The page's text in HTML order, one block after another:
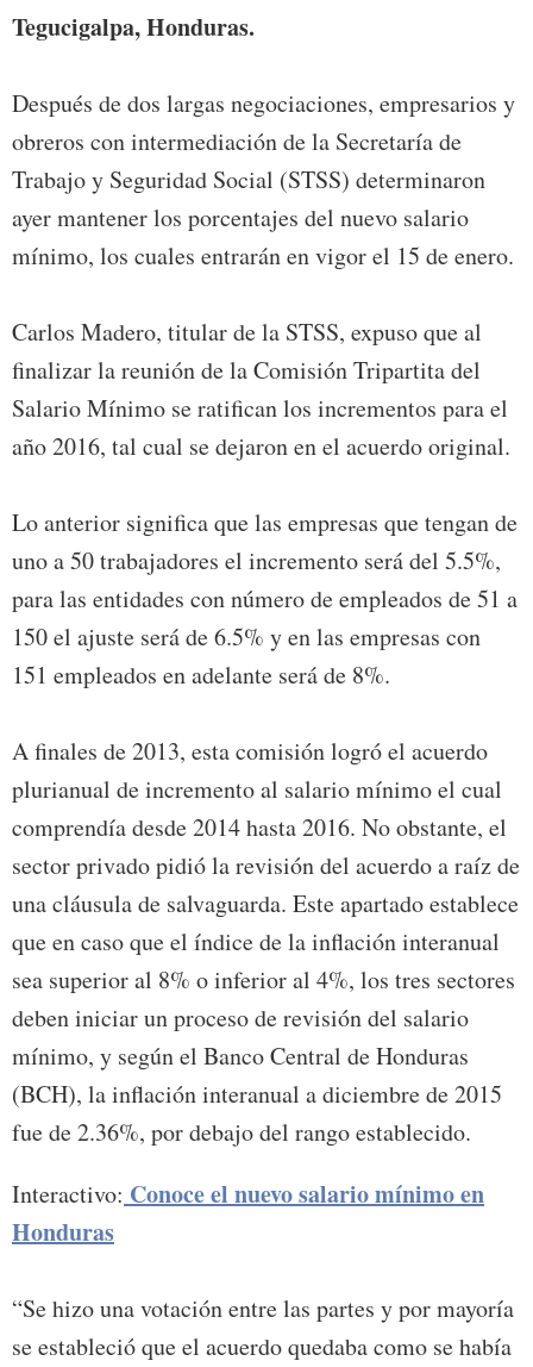
Tegucigalpa, Honduras.
Después de dos largas negociaciones, empresarios y
obreros con intermediación de la Secretaría de
Trabajo y Seguridad Social (STSS) determinaron
ayer mantener los porcentajes del nuevo salario
mínimo, los cuales entrarán en vigor el 15 de enero.
Carlos Madero, titular de la STSS, expuso que al
finalizar la reunión de la Comisión Tripartita del
Salario Mínimo se ratifican los incrementos para el
año 2016, tal cual se dejaron en el acuerdo original.
Lo anterior significa que las empresas que tengan de
uno a 50 trabajadores el incremento será del 5.5%,
para las entidades con número de empleados de 51 a
150 el ajuste será de 6.5% y en las empresas con
151 empleados en adelante será de 8%.
A finales de 2013, esta comisión logró el acuerdo
plurianual de incremento al salario mínimo el cual
comprendía desde 2014 hasta 2016. No obstante, el
sector privado pidió la revisión del acuerdo a raíz de
una cláusula de salvaguarda. Este apartado establece
que en caso que el índice de la inflación interanual
sea superior al 8% o inferior al 4%, los tres sectores
deben iniciar un proceso de revisión del salario
mínimo, y según el Banco Central de Honduras
(BCH), la inflación interanual a diciembre de 2015
fue de 2.36%, por debajo del rango establecido.
Interactivo: Conoce el nuevo salario mínimo en
Honduras
“Se hizo una votación entre las partes y por mayoría
se estableció que el acuerdo quedaba como se había